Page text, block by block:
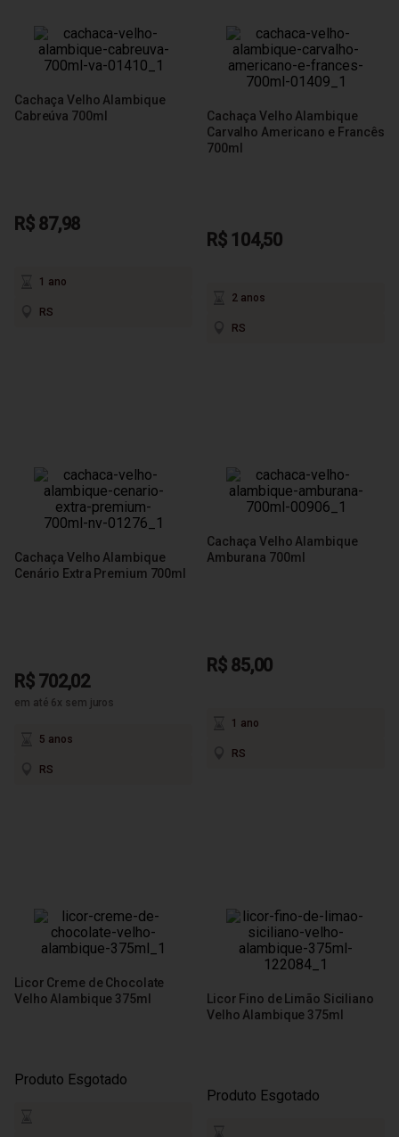
Cachaça Velho Alambique
Cabreúva 700ml
R$ 87,98
1 ano
RS
Cachaça Velho Alambique
Carvalho Americano e Francês
700ml
R$ 104,50
2 anos
RS
Cachaça Velho Alambique
Cenário Extra Premium 700ml
R$ 702,02
em até 6x sem juros
5 anos
RS
Cachaça Velho Alambique
Amburana 700ml
R$ 85,00
1 ano
RS
Licor Creme de Chocolate
Velho Alambique 375ml
Produto Esgotado
Licor Fino de Limão Siciliano
Velho Alambique 375ml
Produto Esgotado